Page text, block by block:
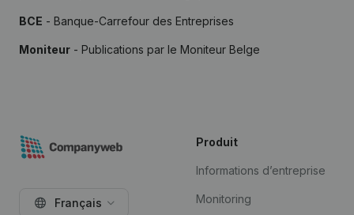
BCE - Banque-Carrefour des Entreprises
Moniteur - Publications par le Moniteur Belge
Français
Produit
Informations d’entreprise
Monitoring